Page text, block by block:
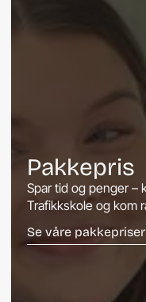
Pakkepris
Spar tid og penger –
Trafikkskole og kom
Se våre pakkepriser